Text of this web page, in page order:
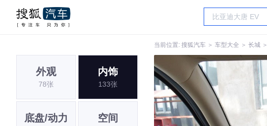
当前位置: 搜狐汽车 ＞ 车型大全 ＞ 长城 ＞
外观
78张
内饰
133张
底盘/动力 空间